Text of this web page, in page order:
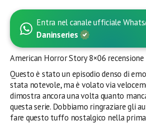
Entra nel canale ufficiale
Daninseries
American Horror Story 8×06 recensione
Questo è stato un episodio denso di
stata notevole, ma è volato via
dimostra ancora una volta quanto
questa serie. Dobbiamo ringraziare gli
fare questo tuffo nostalgico nella prima